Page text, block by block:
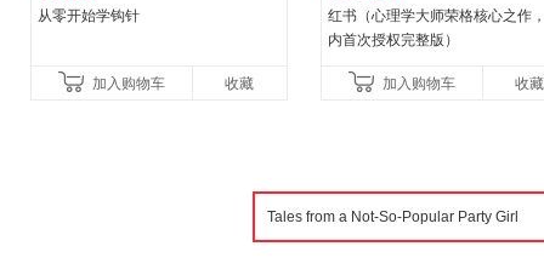
从零开始学钩针
加入购物车 收藏
红书（心理学大师荣格核心之作
内首次授权完整版）
加入购物车 收藏